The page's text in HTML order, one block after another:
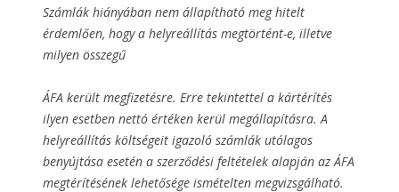
Számlák hiányában nem állapítható meg hitelt
érdemlően, hogy a helyreállítás megtörtént-e, illetve
milyen összegű
ÁFA került megfizetésre. Erre tekintettel a kártérítés
ilyen esetben nettó értéken kerül megállapításra. A
helyreállítás költségeit igazoló számlák utólagos
benyújtása esetén a szerződési feltételek alapján az ÁFA
megtérítésének lehetősége ismételten megvizsgálható.